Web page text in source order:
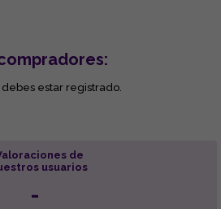
estar registrado.
de
usuarios
-